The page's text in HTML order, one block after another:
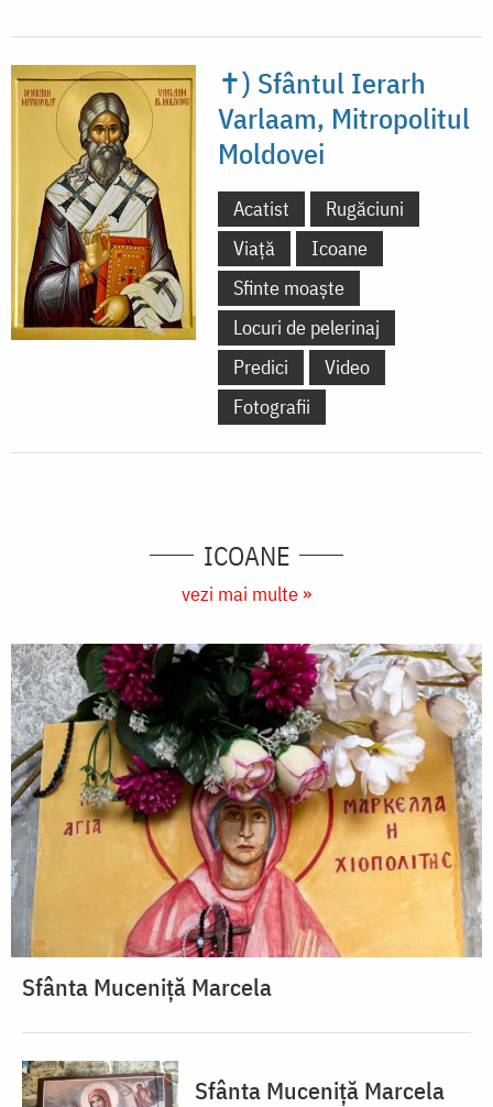
✝) Sfântul Ierarh
Varlaam, Mitropolitul
Moldovei
Acatist
Rugăciuni
Viață
Icoane
Sfinte moaște
Locuri de pelerinaj
Predici
Video
Fotografii
ICOANE
vezi mai multe »
Sfânta Muceniță Marcela
Sfânta Muceniță Marcela